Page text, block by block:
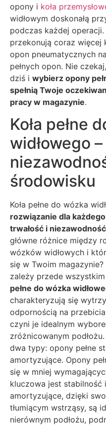
opony i koła
widłowym doskonałą
podczas każdej operacji.
przekonują coraz
opon pneumatycznych
pełnych opon. Nie
dziś i wybierz opony
spełnią Twoje
pracy w magazynie.
Koła pełne
widłowego
środowisku
Koła pełne do wózka
rozwiązanie dla
trwałość i
główne różnice między
wózków widłowych i
się w Twoim
zależy przede
pełne do wózka
charakteryzują się
odpornością na
czyni je idealnym
zróżnicowanym
dwa typy: opony pełne
amortyzujące. Opony
się w mniej
kluczowa jest stabilność
amortyzujące, dzięki
tłumiącym wstrząsy, są
nierównym podłożu,